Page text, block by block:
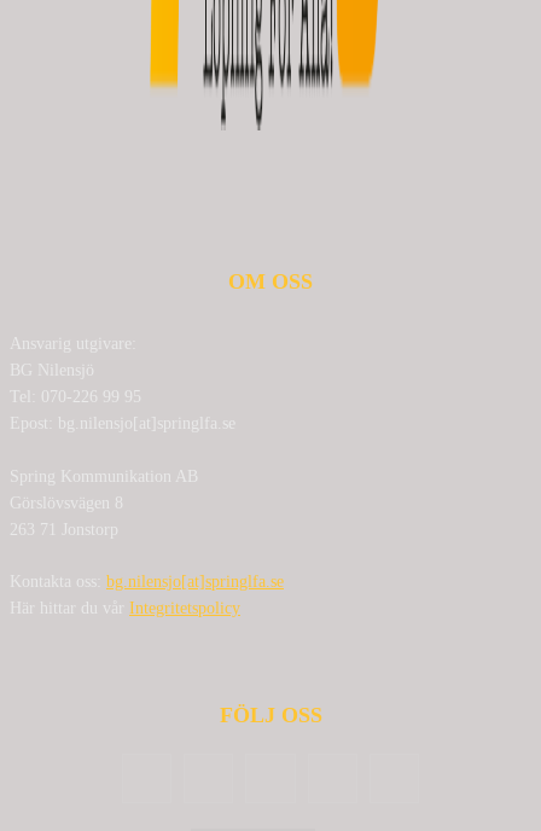
OM OSS
Ansvarig utgivare:
BG Nilensjö
Tel: 070-226 99 95
Epost: bg.nilensjo[at]springlfa.se
Spring Kommunikation AB
Görslövsvägen 8
263 71 Jonstorp
Kontakta oss: bg.nilensjo[at]springlfa.se
Här hittar du vår Integritetspolicy
FÖLJ OSS